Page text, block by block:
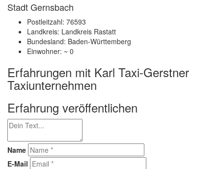
Stadt Gernsbach
Postleitzahl: 76593
Landkreis: Landkreis Rastatt
Bundesland: Baden-Württemberg
Einwohner: ~ 0
Erfahrungen mit Karl Taxi-Gerstner
Taxiunternehmen
Erfahrung veröffentlichen
Name
E-Mail